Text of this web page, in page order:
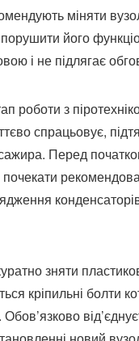
міняти
його
і не підлягає
роботи з
спрацьовує,
Перед
зняти
кріпильні болти